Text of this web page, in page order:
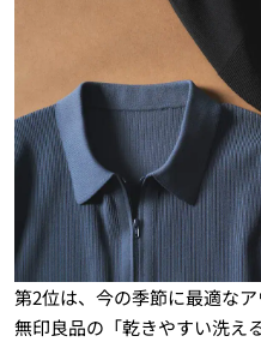
第2位は、今の季節に最適なア
無印良品の「乾きやすい洗え